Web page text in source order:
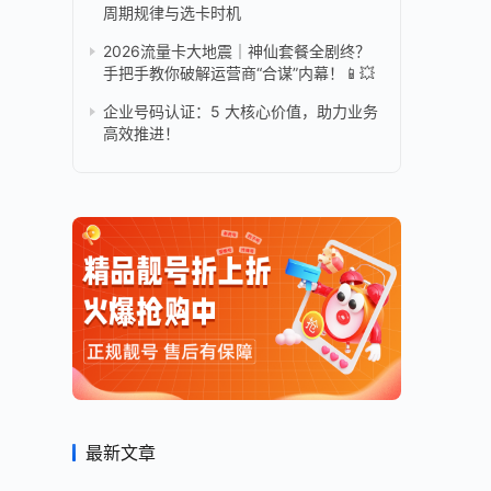
周期规律与选卡时机
2026流量卡大地震｜神仙套餐全剧终？
手把手教你破解运营商“合谋”内幕！📱💥
企业号码认证：5 大核心价值，助力业务
高效推进！
最新文章